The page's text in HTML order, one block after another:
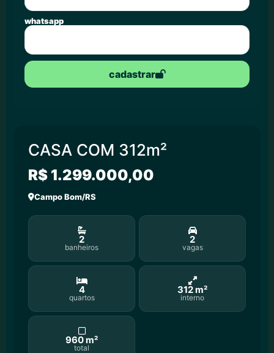
whatsapp
cadastrar
CASA COM 312m²
R$ 1.299.000,00
Campo Bom/RS
2
banheiros
2
vagas
4
quartos
312 m²
interno
960 m²
total